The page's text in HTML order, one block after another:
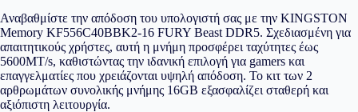
Αναβαθμίστε την απόδοση του υπολογιστή σας με την KINGSTON
Memory KF556C40BBK2-16 FURY Beast DDR5. Σχεδιασμένη για
απαιτητικούς χρήστες, αυτή η μνήμη προσφέρει ταχύτητες έως
5600MT/s, καθιστώντας την ιδανική επιλογή για gamers και
επαγγελματίες που χρειάζονται υψηλή απόδοση. Το κιτ των 2
αρθρωμάτων συνολικής μνήμης 16GB εξασφαλίζει σταθερή και
αξιόπιστη λειτουργία.